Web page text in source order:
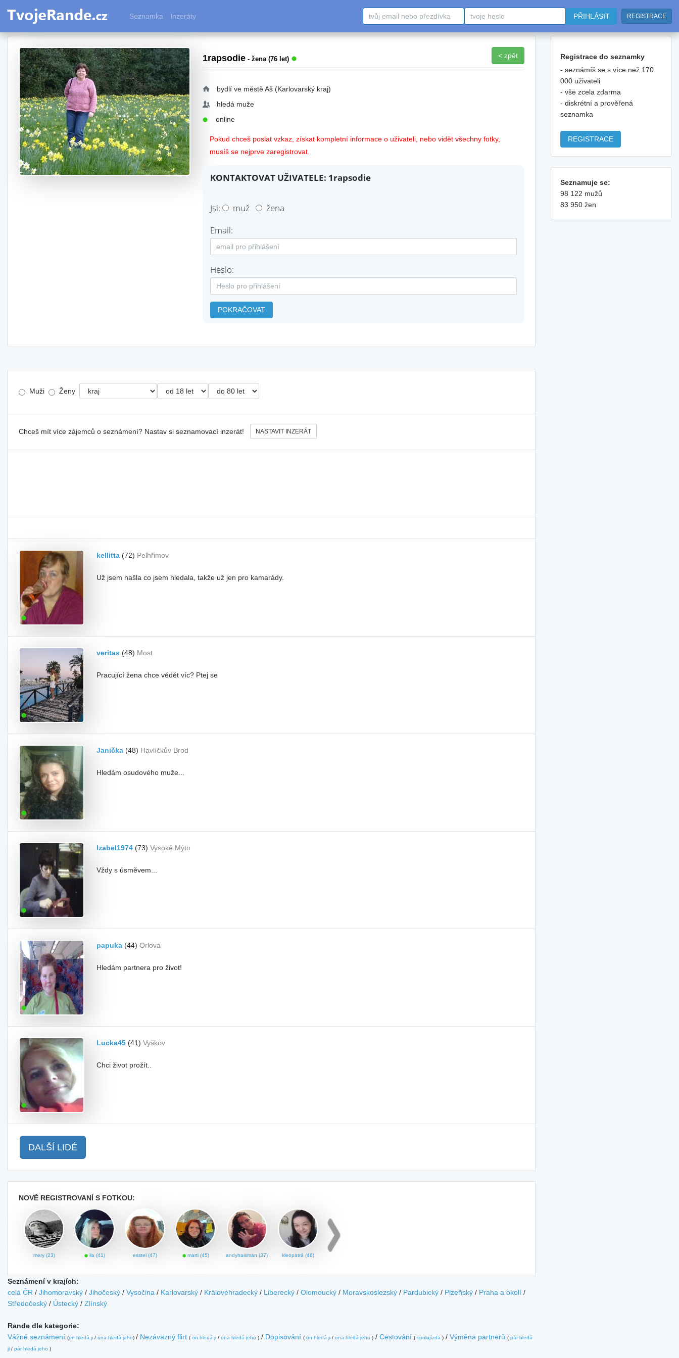
Seznamka Inzeráty PŘIHLÁSIT REGISTRACE
1rapsodie - žena (76 let) < zpět
bydlí ve městě Aš (Karlovarský kraj)
hledá muže
online
Pokud chceš poslat vzkaz, získat kompletní informace o uživateli, nebo vidět všechny fotky,
musíš se nejprve zaregistrovat.
KONTAKTOVAT UŽIVATELE: 1rapsodie
Jsi: muž
žena
Email:
Heslo:
POKRAČOVAT
Muži Ženy
Chceš mít více zájemců o seznámení? Nastav si seznamovací inzerát! NASTAVIT INZERÁT
kellitta (72) Pelhřimov
Už jsem našla co jsem hledala, takže už jen pro kamarády.
veritas (48) Most
Pracující žena chce vědět víc? Ptej se
Janička (48) Havlíčkův Brod
Hledám osudového muže...
Izabel1974 (73) Vysoké Mýto
Vždy s úsměvem...
papuka (44) Orlová
Hledám partnera pro život!
Lucka45 (41) Vyškov
Chci život prožít..
DALŠÍ LIDÉ
NOVĚ REGISTROVANÍ S FOTKOU:
mery (23) ila (41) esstel (47) marti (45) andyhaisman (37) kleopatrá (46)
Seznámení v krajích:
celá ČR / Jihomoravský / Jihočeský / Vysočina / Karlovarský / Královéhradecký / Liberecký / Olomoucký / Moravskoslezský / Pardubický / Plzeňský / Praha a okolí /
Středočeský / Ústecký / Zlínský
Rande dle kategorie:
Vážné seznámení (on hledá ji / ona hledá jeho) / Nezávazný flirt ( on hledá ji / ona hledá jeho ) / Dopisování ( on hledá ji / ona hledá jeho ) / Cestování ( spolujízda ) / Výměna partnerů ( pár hledá
ji / pár hledá jeho )
Registrace do seznamky
- seznámíš se s více než 170
000 uživateli
- vše zcela zdarma
- diskrétní a prověřená
seznamka
REGISTRACE
Seznamuje se:
98 122 mužů
83 950 žen